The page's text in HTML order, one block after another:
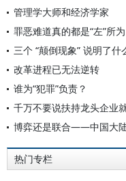
管理学大师和经济学家
罪恶难道真的都是“左”所为
三个 “颠倒现象” 说明了什
改革进程已无法逆转
谁为“犯罪”负责？
千万不要说扶持龙头企业
博弈还是联合——中国大
热门专栏